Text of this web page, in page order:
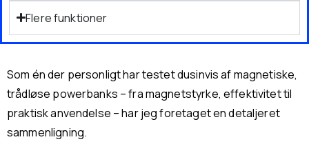
Flere funktioner
Som én der personligt har testet dusinvis af magnetiske,
trådløse powerbanks – fra magnetstyrke, effektivitet til
praktisk anvendelse – har jeg foretaget en detaljeret
sammenligning.